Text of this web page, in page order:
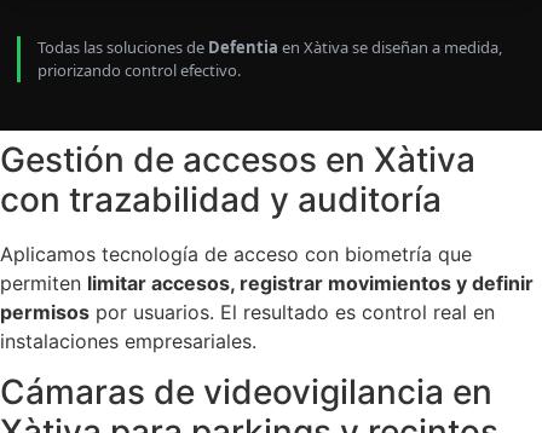
Todas las soluciones de Defentia en Xàtiva se diseñan a medida,
priorizando control efectivo.
Gestión de accesos en Xàtiva
con trazabilidad y auditoría
Aplicamos tecnología de acceso con biometría que
permiten limitar accesos, registrar movimientos y definir
permisos por usuarios. El resultado es control real en
instalaciones empresariales.
Cámaras de videovigilancia en